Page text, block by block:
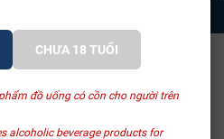
CHƯA 18 TUỔI
đồ uống có cồn cho người trên
alcoholic beverage products for